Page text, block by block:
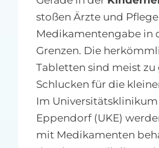
stoßen Ärzte und
Medikamentengabe in
Grenzen. Die
Tabletten sind meist zu
Schlucken für die
Im
Eppendorf (UKE)
mit Medikamenten